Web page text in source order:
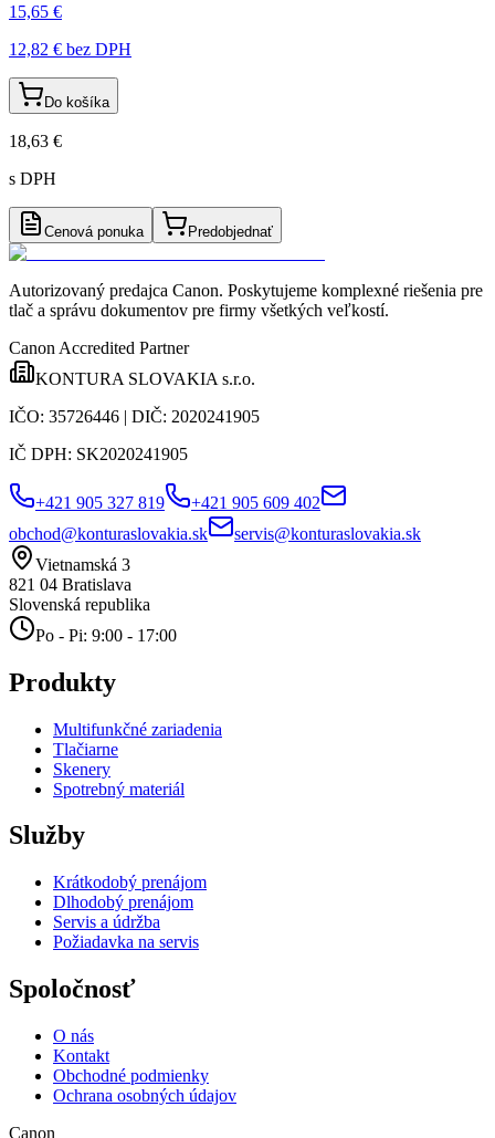
15,65 €
12,82 € bez DPH
Do košíka
18,63 €
s DPH
Cenová ponuka Predobjednať
Autorizovaný predajca Canon. Poskytujeme komplexné riešenia pre
tlač a správu dokumentov pre firmy všetkých veľkostí.
Canon Accredited Partner
KONTURA SLOVAKIA s.r.o.
IČO: 35726446 | DIČ: 2020241905
IČ DPH: SK2020241905
+421 905 327 819
+421 905 609 402
obchod@konturaslovakia.sk
servis@konturaslovakia.sk
Vietnamská 3
821 04 Bratislava
Slovenská republika
Po - Pi: 9:00 - 17:00
Produkty
Multifunkčné zariadenia
Tlačiarne
Skenery
Spotrebný materiál
Služby
Krátkodobý prenájom
Dlhodobý prenájom
Servis a údržba
Požiadavka na servis
Spoločnosť
O nás
Kontakt
Obchodné podmienky
Ochrana osobných údajov
Canon